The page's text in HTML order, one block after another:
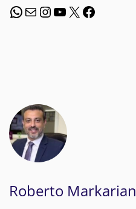
WhatsApp
E-mailInstagram
Youtube
X Facebook
Roberto Markarian